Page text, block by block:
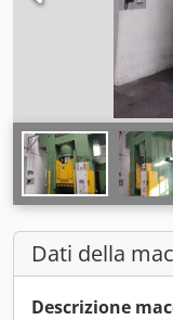
Dati della
Descrizione